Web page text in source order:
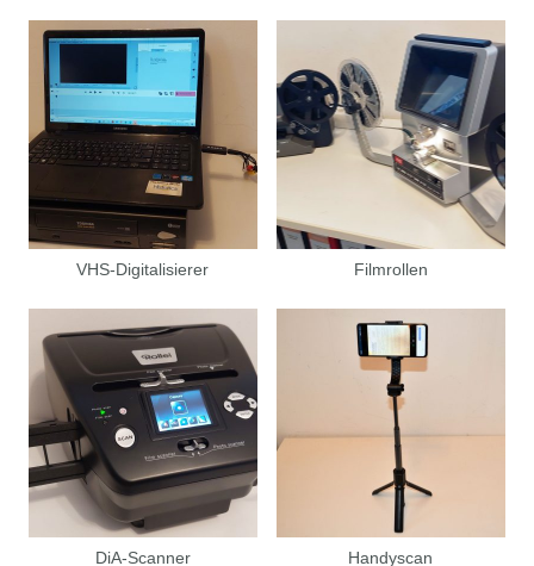
VHS-Digitalisierer Filmrollen
DiA-Scanner Handyscan